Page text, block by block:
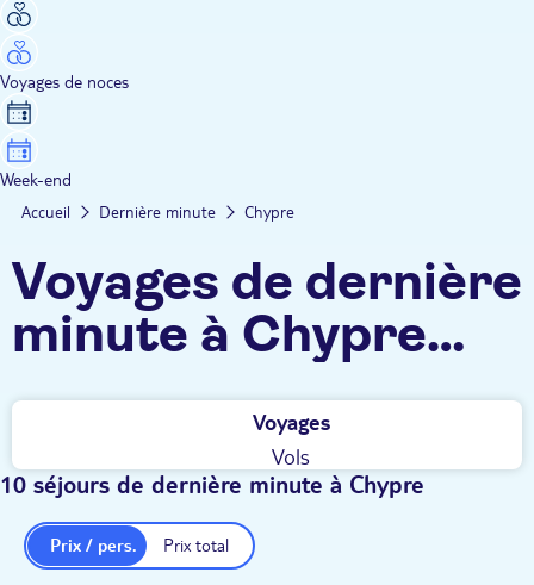
Voyages de noces
Week-end
Accueil Dernière minute Chypre
Voyages de dernière
minute à Chypre
TUI
Voyages
Vols
10 séjours de dernière minute à Chypre
Prix total
Prix / pers.